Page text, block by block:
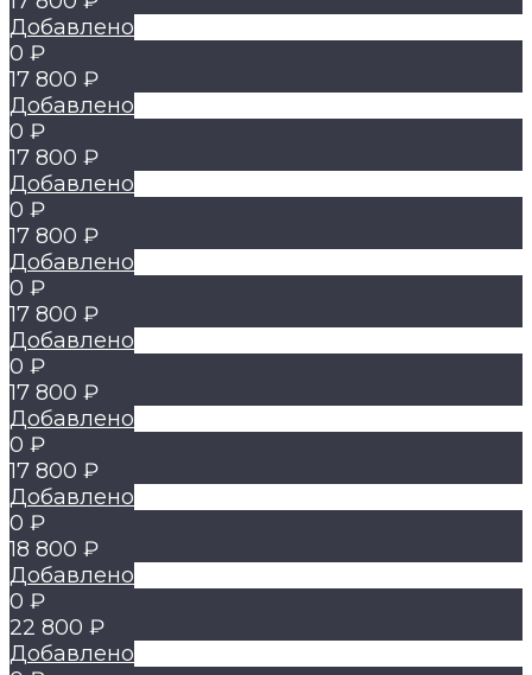
Добавлено
0 ₽
17 800 ₽
Добавлено
0 ₽
17 800 ₽
Добавлено
0 ₽
17 800 ₽
Добавлено
0 ₽
17 800 ₽
Добавлено
0 ₽
17 800 ₽
Добавлено
0 ₽
17 800 ₽
Добавлено
0 ₽
18 800 ₽
Добавлено
0 ₽
22 800 ₽
Добавлено